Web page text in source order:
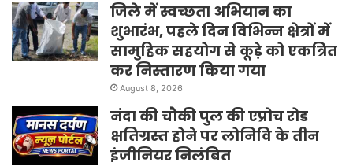
जिले में स्वच्छता अभियान का
शुभारंभ, पहले दिन विभिन्न क्षेत्रों में
सामुहिक सहयोग से कूड़े को एकत्रित
कर निस्तारण किया गया
August 8, 2026
नंदा की चौकी पुल की एप्रोच रोड
क्षतिग्रस्त होने पर लोनिवि के तीन
इंजीनियर निलंबित